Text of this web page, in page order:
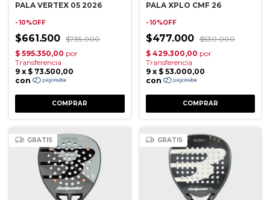
PALA VERTEX 05 2026
- 10%OFF
$661.500 $735.000
PALA XPLO CMF 26
- 10%OFF
$477.000 $530.000
GRATIS GRATIS